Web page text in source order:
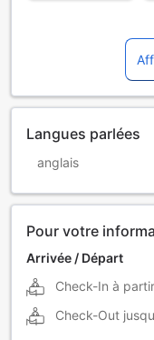
Langues parlées
anglais
Pour votre
Arrivée / Départ
Check-In à
Check-Out